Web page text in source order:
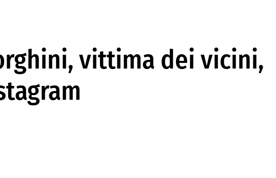
vittima dei vicini,